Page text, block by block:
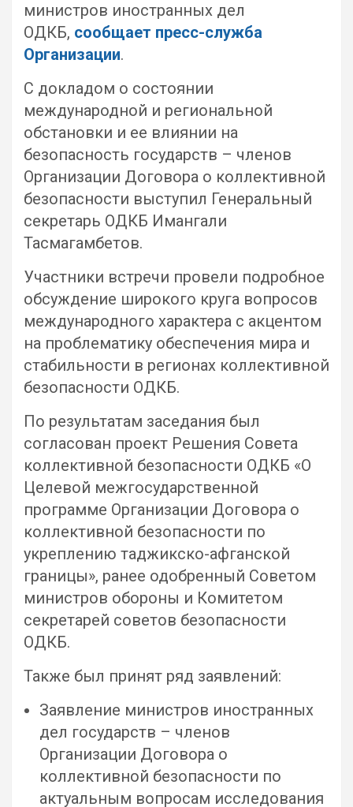
министров иностранных дел
ОДКБ, сообщает пресс-служба
Организации.
С докладом о состоянии
международной и региональной
обстановки и ее влиянии на
безопасность государств – членов
Организации Договора о коллективной
безопасности выступил Генеральный
секретарь ОДКБ Имангали
Тасмагамбетов.
Участники встречи провели подробное
обсуждение широкого круга вопросов
международного характера с акцентом
на проблематику обеспечения мира и
стабильности в регионах коллективной
безопасности ОДКБ.
По результатам заседания был
согласован проект Решения Совета
коллективной безопасности ОДКБ «О
Целевой межгосударственной
программе Организации Договора о
коллективной безопасности по
укреплению таджикско-афганской
границы», ранее одобренный Советом
министров обороны и Комитетом
секретарей советов безопасности
ОДКБ.
Также был принят ряд заявлений:
Заявление министров иностранных
дел государств – членов
Организации Договора о
коллективной безопасности по
актуальным вопросам исследования